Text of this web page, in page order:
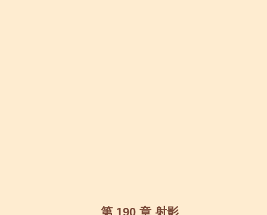
第 190 章 射影